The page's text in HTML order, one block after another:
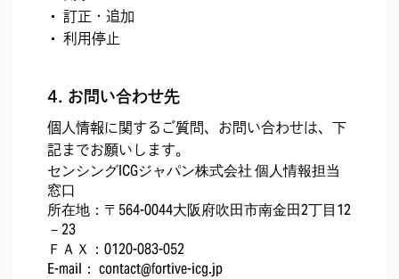
訂正・追加
利用停止
4. お問い合わせ先
個人情報に関するご質問、お問い合わせは、下
記までお願いします。
センシングICGジャパン株式会社 個人情報担当
窓口
所在地：〒564-0044大阪府吹田市南金田2丁目12
－23
ＦＡＸ：0120-083-052
E-mail： contact@fortive-icg.jp